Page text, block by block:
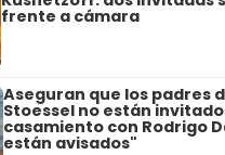
frente a cámara
Aseguran que los padres
Stoessel no están
casamiento con Rodrigo
están avisados"